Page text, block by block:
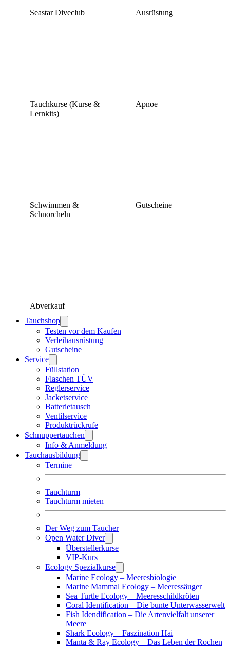
Seastar Diveclub Ausrüstung
Tauchkurse (Kurse &
Lernkits)
Apnoe
Schwimmen &
Schnorcheln
Gutscheine
Abverkauf
Tauchshop
Testen vor dem Kaufen
Verleihausrüstung
Gutscheine
Service
Füllstation
Flaschen TÜV
Reglerservice
Jacketservice
Batterietausch
Ventilservice
Produktrückrufe
Schnuppertauchen
Info & Anmeldung
Tauchausbildung
Termine
Tauchturm
Tauchturm mieten
Der Weg zum Taucher
Open Water Diver
Überstellerkurse
VIP-Kurs
Ecology Spezialkurse
Marine Ecology – Meeresbiologie
Marine Mammal Ecology – Meeressäuger
Sea Turtle Ecology – Meeresschildkröten
Coral Identification – Die bunte Unterwasserwelt
Fish Idendification – Die Artenvielfalt unserer
Meere
Shark Ecology – Faszination Hai
Manta & Ray Ecology – Das Leben der Rochen